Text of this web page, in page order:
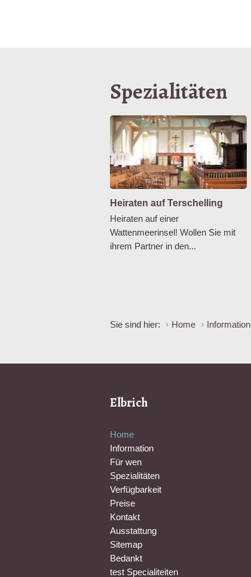
Spezialitäten
Heiraten auf Terschelling
Heiraten auf einer
Wattenmeerinsel! Wollen Sie mit
ihrem Partner in den...
Sie sind hier: Home Information
Elbrich
Home
Information
Für wen
Spezialitäten
Verfügbarkeit
Preise
Kontakt
Ausstattung
Sitemap
Bedankt
test Specialiteiten